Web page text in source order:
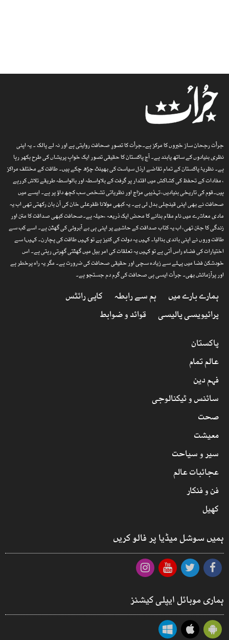
جرأت رجحان ساز خبروں کا مرکز ہے۔جرأت کا تصورِ صحافت روایتی ہے اور نہ لے پالک ۔ یہ اپنی
نظری بنیادوں کے ساتھ پابند ہے۔ آج پاکستان کا حقیقی تصور ایک خوابِ پریشاں کی طرح بکھر رہا
ہے۔ نظریۂ پاکستان کے تمام تقاضے ارذل سیاست کی بھینٹ چڑھ چکے ہیں۔ طاقت کے مختلف مراکز
، مفادات کے تحفظ کی کشاکش میں اقتدار پر گرفت کے بلاواسطہ اور بالواسطہ طریقے تلاش کررہے
ہیں۔قوم کی تاریخی بنیادیں، تہذیبی مزاج اور نظریاتی تشخص سب کچھ داؤ پر ہے۔ ایسے میں
صحافت نے بھی اپنی قینچلی بدل لی ہے۔ یہ کبھی مولانا ظفرعلی خان کی آن بان رکھتی تھی اب یہ
مادی معاشرے میں نام مقام بنانے کا محض ایک ذریعہ ،حیلہ ہے۔صحافت کبھی صداقت کا متن اور
زندگی کا جتن تھی، اب یہ کتاب صداقت کے حاشیے پر اپنی ہی بے آبروئی کی گھٹن ہے۔ اسے کب سے
طاقت وروں نے اپنی باندی بنالیا۔ کہیں یہ دولت کی کنیز ہے تو کہیں طاقت کی پچارن۔ کہیںا سے
اختیارات کی فضاء راس آتی ہے تو کہیں یہ تعلقات کی امر بیل میں گھٹتی گھِرتی رہتی ہے۔ اس
خودشکن فضا میں پہلے سے زیادہ سچی اور حقیقی صحافت کی ضرورت ہے۔ مگر یہ راہ پرخطر ہے
اور پرآزمائش بھی۔ جرأت ایسی ہی صحافت کی گرم دم جستجو ہے۔
ہمارے بارے میں ہم سے رابطہ
کاپی رائٹس
پرائیویسی پالیسی
قوائد و ضوابط
پاکستان
عالم تمام
فہم دین
سائنس و ٹیکنالوجی
صحت
معیشت
سیر و سیاحت
عجائبات عالم
فن و فنکار
کھیل
ہمیں سوشل میڈیا پر فالو کریں
ہماری موبائل ایپلی کیشنز